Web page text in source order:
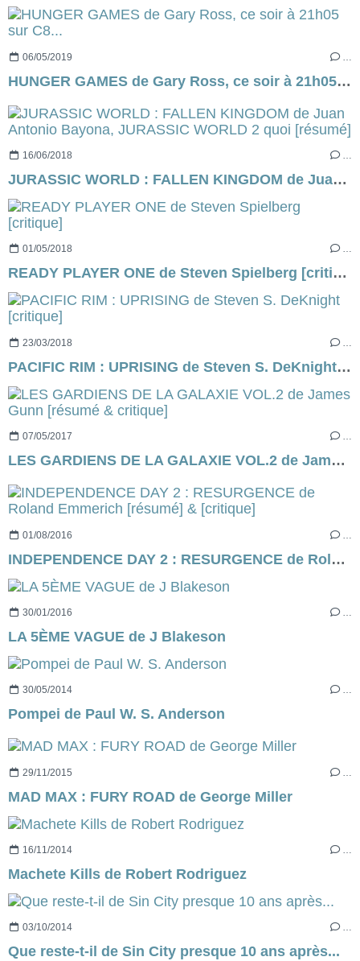
06/05/2019
HUNGER GAMES de Gary Ross, ce soir à 21h05 sur C8...
16/06/2018 …
JURASSIC WORLD : FALLEN KINGDOM de Juan Antonio Bayona, JURASSIC WORLD 2 quoi [résumé]
01/05/2018 …
READY PLAYER ONE de Steven Spielberg [critique]
23/03/2018 …
PACIFIC RIM : UPRISING de Steven S. DeKnight [critique]
07/05/2017 …
LES GARDIENS DE LA GALAXIE VOL.2 de James Gunn [résumé & critique]
01/08/2016
INDEPENDENCE DAY 2 : RESURGENCE de Roland Emmerich [résumé] & [critique]
30/01/2016 …
LA 5ÈME VAGUE de J Blakeson
30/05/2014 …
Pompei de Paul W. S. Anderson
29/11/2015
MAD MAX : FURY ROAD de George Miller
16/11/2014 …
Machete Kills de Robert Rodriguez
03/10/2014 …
Que reste-t-il de Sin City presque 10 ans après...